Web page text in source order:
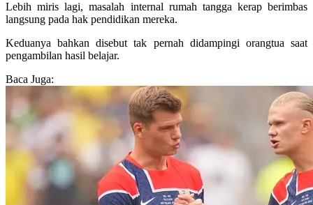
Lebih miris lagi, masalah internal rumah tangga kerap berimbas
langsung pada hak pendidikan mereka.
Keduanya bahkan disebut tak pernah didampingi orangtua saat
pengambilan hasil belajar.
Baca Juga: